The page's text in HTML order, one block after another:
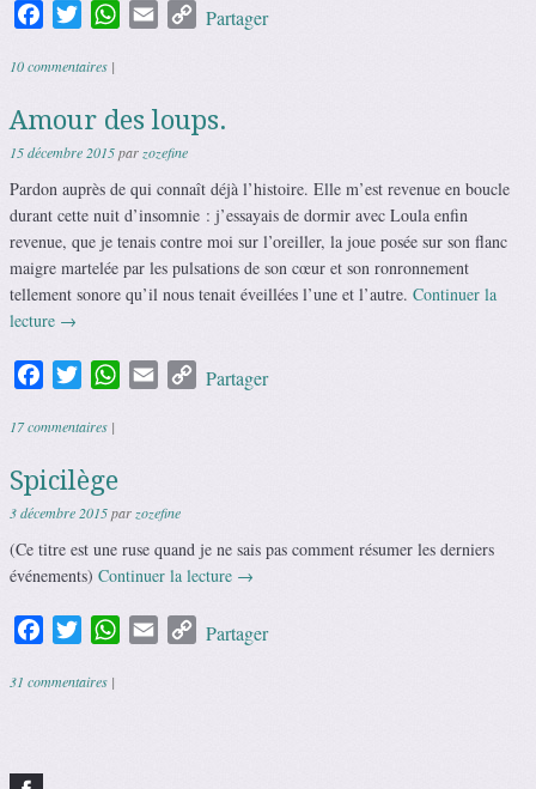
FacebookTwitterWhatsApp
Email Copy
Partager
10 commentaires |
Amour des loups.
15 décembre 2015parzozefine
Pardon auprès de qui connaît déjà l’histoire. Elle m’est revenue en boucle
durant cette nuit d’insomnie : j’essayais de dormir avec Loula enfin
revenue, que je tenais contre moi sur l’oreiller, la joue posée sur son flanc
maigre martelée par les pulsations de son cœur et son ronronnement
tellement sonore qu’il nous tenait éveillées l’une et l’autre. Continuer la
lecture →
FacebookTwitterWhatsApp
Email Copy
Partager
17 commentaires |
Spicilège
3 décembre 2015parzozefine
(Ce titre est une ruse quand je ne sais pas comment résumer les derniers
événements) Continuer la lecture →
FacebookTwitterWhatsApp
Email Copy
Partager
31 commentaires |